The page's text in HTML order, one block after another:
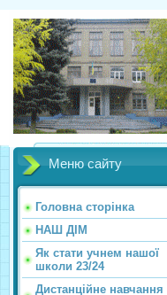
Меню сайту
Головна сторінка
НАШ ДІМ
Як стати учнем нашої
школи 23/24
Дистанційне навчання